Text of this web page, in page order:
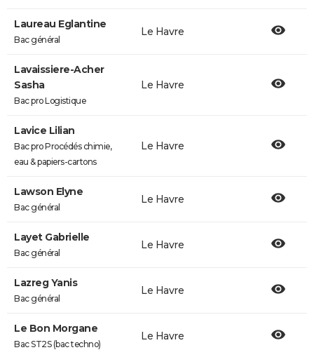
Laureau Eglantine
Bac général
Le Havre
Lavaissiere-Acher
Sasha
Bac pro Logistique
Le Havre
Lavice Lilian
Bac pro Procédés chimie,
eau & papiers-cartons
Le Havre
Lawson Elyne
Bac général
Le Havre
Layet Gabrielle
Bac général
Le Havre
Lazreg Yanis
Bac général
Le Havre
Le Bon Morgane
Bac ST2S (bac techno)
Le Havre